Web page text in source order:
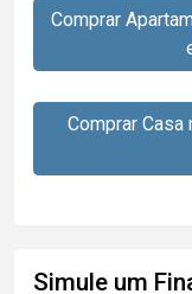
Comprar
Comprar
Simule um